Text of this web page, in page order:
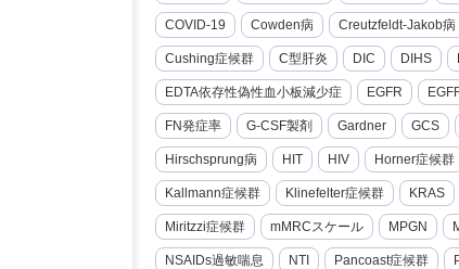
COVID-19 Cowden病 Creutzfeldt-Jakob病
Cushing症候群 C型肝炎 DIC DIHS
EDTA依存性偽性血小板減少症 EGFR
FN発症率 G-CSF製剤 Gardner GCS
Hirschsprung病 HIT HIV Horner症候群
Kallmann症候群 Klinefelter症候群 KRAS
Miritzzi症候群 mMRCスケール MPGN
NSAIDs過敏喘息 NTI Pancoast症候群